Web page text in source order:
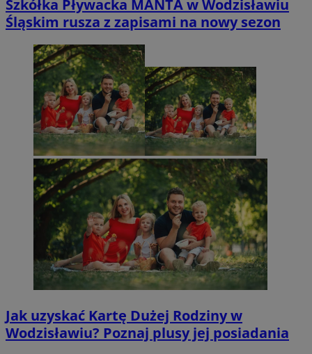
Szkółka Pływacka MANTA w Wodzisławiu
Śląskim rusza z zapisami na nowy sezon
Jak uzyskać Kartę Dużej Rodziny w
Wodzisławiu? Poznaj plusy jej posiadania